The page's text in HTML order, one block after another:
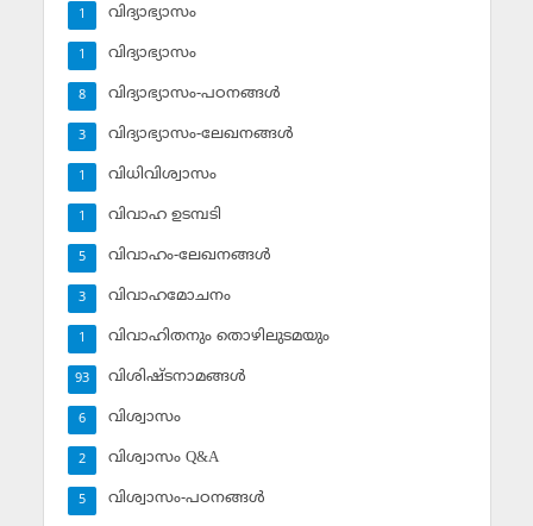
വിദ്യാഭ്യാസം
1
വിദ്യാഭ്യാസം
1
വിദ്യാഭ്യാസം-പഠനങ്ങള്‍
8
വിദ്യാഭ്യാസം-ലേഖനങ്ങള്‍
3
വിധിവിശ്വാസം
1
വിവാഹ ഉടമ്പടി
1
വിവാഹം-ലേഖനങ്ങള്‍
5
വിവാഹമോചനം
3
വിവാഹിതനും തൊഴിലുടമയും
1
വിശിഷ്ടനാമങ്ങള്‍
93
വിശ്വാസം
6
വിശ്വാസം Q&A
2
വിശ്വാസം-പഠനങ്ങള്‍
5